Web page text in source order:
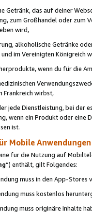
Getränk, das auf deiner
zum Großhandel oder zum
wird,
alkoholische Getränke
und im Vereinigten Königreich
wenn du für die
Frankreich wirbst,
jede Dienstleistung, bei der
wenn ein Produkt oder eine
ist.
Mobile
für die Nutzung auf
“) enthält, gilt Folgendes:
muss in den App-
muss kostenlos
muss originäre Inhalte